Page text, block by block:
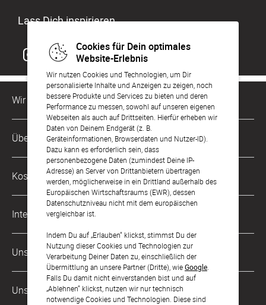
Cookies für Dein optimales
Website-Erlebnis
Wir nutzen Cookies und Technologien, um Dir
personalisierte Inhalte und Anzeigen zu zeigen, noch
bessere Produkte und Services zu bieten und deren
Performance zu messen, sowohl auf unseren eigenen
Webseiten als auch auf Drittseiten. Hierfür erheben wir
Daten von Deinem Endgerät (z. B.
Geräteinformationen, Browserdaten und Nutzer-ID).
Dazu kann es erforderlich sein, dass
personenbezogene Daten (zumindest Deine IP-
Adresse) an Server von Drittanbietern übertragen
werden, möglicherweise in ein Drittland außerhalb des
Europäischen Wirtschaftsraums (EWR), dessen
Datenschutzniveau nicht mit dem europäischen
vergleichbar ist.
Indem Du auf „Erlauben“ klickst, stimmst Du der
Nutzung dieser Cookies und Technologien zur
Verarbeitung Deiner Daten zu, einschließlich der
Übermittlung an unsere Partner (Dritte), wieGoogle
Falls Du damit nicht einverstanden bist und auf
„Ablehnen“ klickst, nutzen wir nur technisch
notwendige Cookies und Technologien. Diese sind
Lass Dich inspirieren
Wir sind für Dich da
Kundenservice-Hotline
0049 221 956 725 10
Mo. - Fr. von 9 bis 17 Uhr
kontakt@sendmoments.ch
Über Uns
Philosophie
Karriere
Impressum
AGB & Widerrufsrecht
Zahlung & Versand
Datenschutz
LLM's
Kostenlose Services
Musterkarten
Digitale Gästelisten
FAQ & Hilfe
International
Deutschland
Österreich
Frankreich
Unsere Zahlungsarten
Unsere Partner